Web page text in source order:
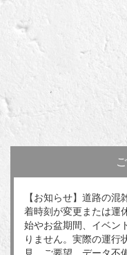
【お知らせ】道路の
着時刻が変更または運
始やお盆期間、イベン
りません。実際の運行
見、ご要望、データ不